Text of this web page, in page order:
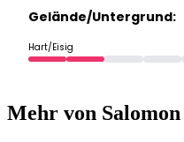
Gelände/Untergrund:
Hart/Eisig
Mehr von Salomon